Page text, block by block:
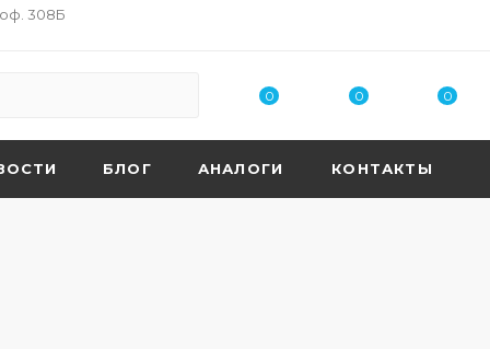
308Б
0 0 0
БЛОГ АНАЛОГИ КОНТАКТЫ